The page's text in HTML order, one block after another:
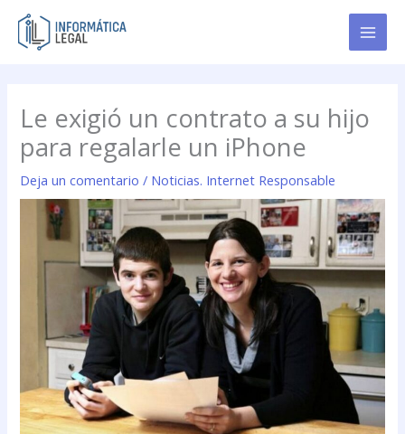
contenido
Le exigió un contrato a su hijo
para regalarle un iPhone
Deja un comentario / Noticias. Internet Responsable